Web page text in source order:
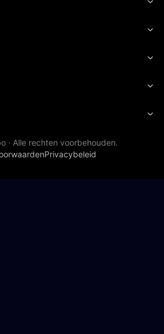
· Alle rechten voorbehouden.
Privacybeleid